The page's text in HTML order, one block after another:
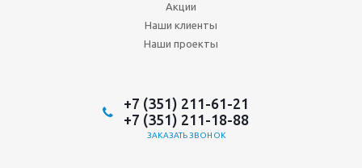
Акции
Наши клиенты
Наши проекты
+7 (351) 211-61-21
+7 (351) 211-18-88
ЗАКАЗАТЬ ЗВОНОК